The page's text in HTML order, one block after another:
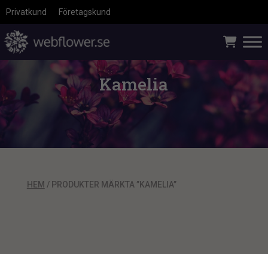
Privatkund Företagskund
Kamelia
HEM / PRODUKTER MÄRKTA ”KAMELIA”